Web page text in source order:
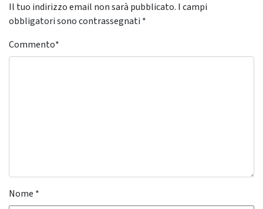
Il tuo indirizzo email non sarà pubblicato. I campi
obbligatori sono contrassegnati *
Commento*
Nome *